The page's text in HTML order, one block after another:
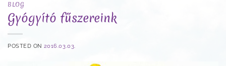
BLOG
Gyógyító fűszereink
POSTED ON 2016.03.03.